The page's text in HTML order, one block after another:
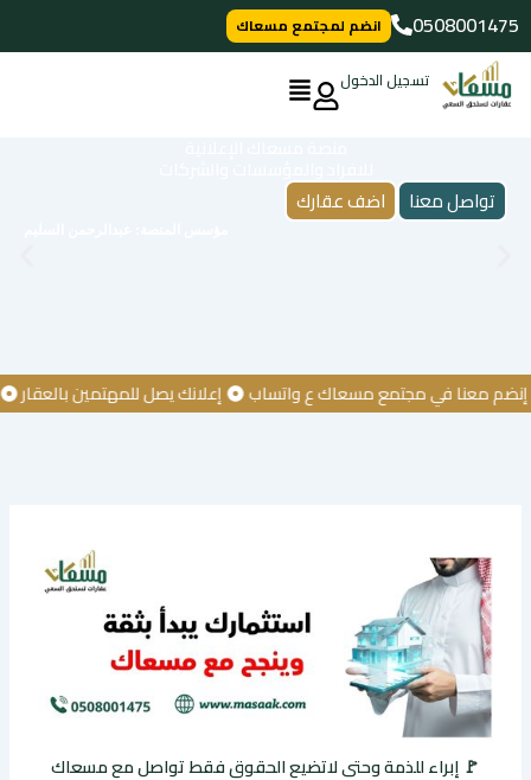
تخطي
إلى
المحتوى
0508001475
انضم لمجتمع مسعاك
تسجيل الدخول
تواصل معنا اضف عقارك
معنا في مجتمع مسعاك ع واتساب إعلانك يصل للمهتمين بالعقار كن
🚩 إبراء للذمة وحتى لاتضيع الحقوق فقط تواصل مع مسعاك